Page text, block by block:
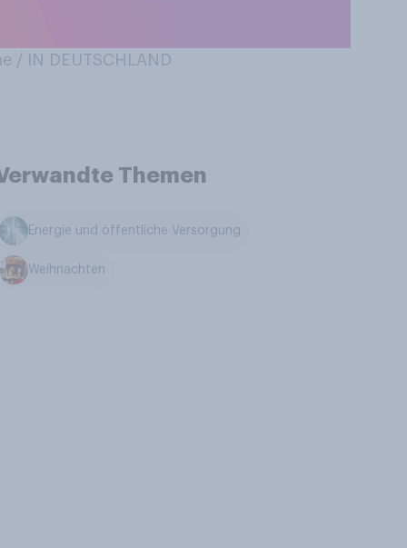
/ IN DEUTSCHLAND
Themen
Energie und öffentliche Versorgung
Weihnachten